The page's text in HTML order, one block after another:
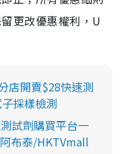
更改優惠權利，U
店開賣$28快速測
採樣檢測
試劑購買平台一
布泰/HKTVmall